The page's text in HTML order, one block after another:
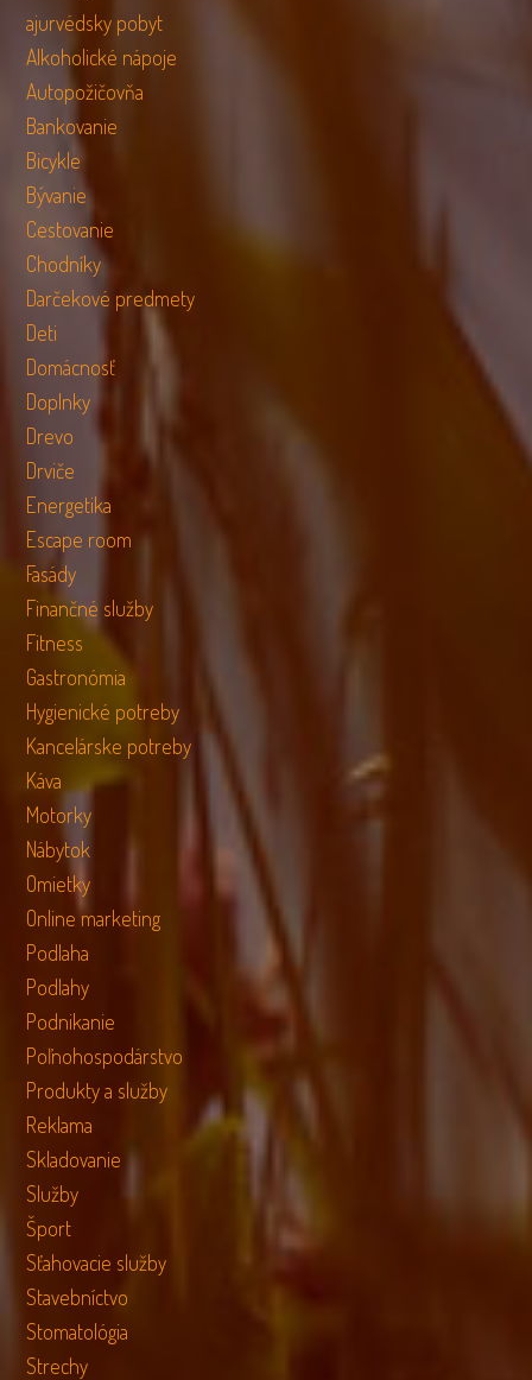
ajurvédsky pobyt
Alkoholické nápoje
Autopožičovňa
Bankovanie
Bicykle
Bývanie
Cestovanie
Chodníky
Darčekové predmety
Deti
Domácnosť
Doplnky
Drevo
Drviče
Energetika
Escape room
Fasády
Finančné služby
Fitness
Gastronómia
Hygienické potreby
Kancelárske potreby
Káva
Motorky
Nábytok
Omietky
Online marketing
Podlaha
Podlahy
Podnikanie
Poľnohospodárstvo
Produkty a služby
Reklama
Skladovanie
Služby
Šport
Sťahovacie služby
Stavebníctvo
Stomatológia
Strechy